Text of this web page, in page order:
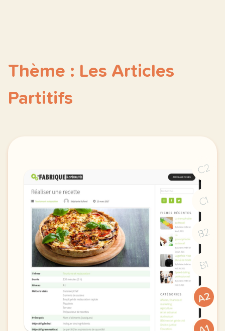
Thème : Les Articles
Partitifs
C2
C1
B2
B1
A2